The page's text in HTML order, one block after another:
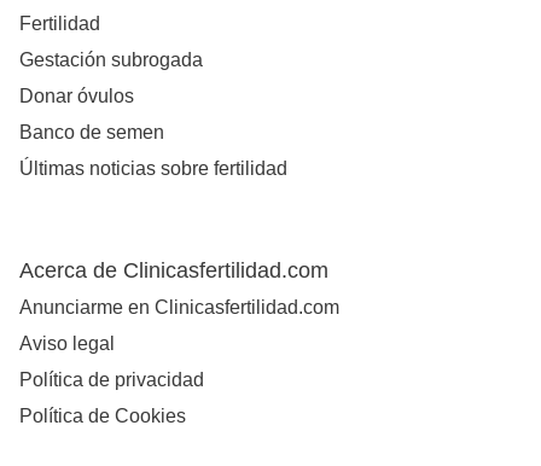
Fertilidad
Gestación subrogada
Donar óvulos
Banco de semen
Últimas noticias sobre fertilidad
Acerca de Clinicasfertilidad.com
Anunciarme en Clinicasfertilidad.com
Aviso legal
Política de privacidad
Política de Cookies